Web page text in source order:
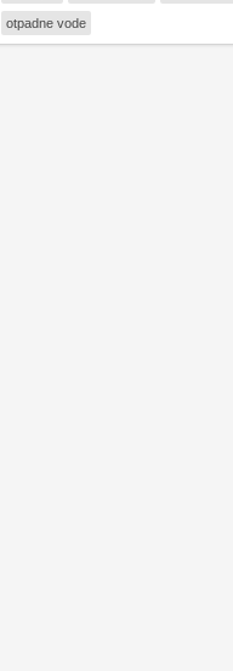
otpadne vode